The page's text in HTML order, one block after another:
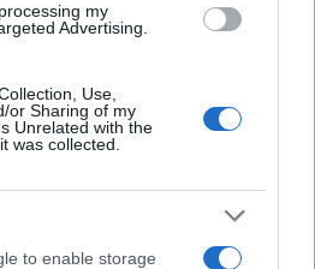
my
Advertising.
Use,
or Sharing of my
Unrelated with the
was collected.
to enable storage